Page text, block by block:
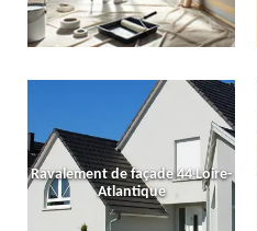
Ravalement de façade 44 Loire-
Atlantique